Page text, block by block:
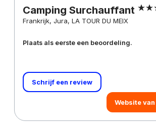
Camping Surchauffant
Frankrijk, Jura, LA TOUR DU MEIX
Plaats als eerste een beoordeling.
Schrijf een review
Website